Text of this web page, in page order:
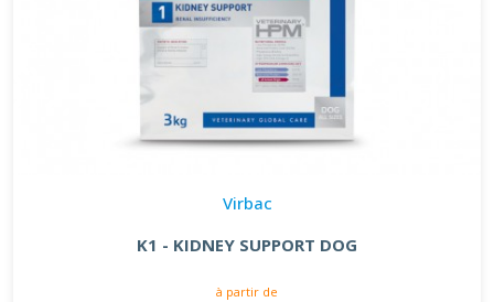
Virbac
K1 - KIDNEY SUPPORT DOG
à partir de